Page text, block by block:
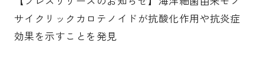
サイクリックカロテノイドが抗酸化作用や抗炎症
効果を示すことを発見